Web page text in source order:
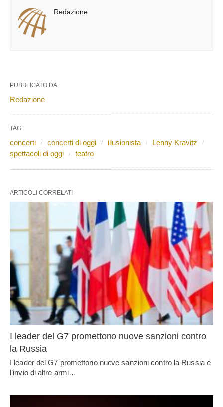
Redazione
PUBBLICATO DA
Redazione
TAG:
concerti concerti di oggi illusionista
Lenny Kravitz
spettacoli di oggi
teatro
ARTICOLI CORRELATI
I leader del G7 promettono nuove sanzioni contro
la Russia
I leader del G7 promettono nuove sanzioni contro la Russia e
l’invio di altre armi…